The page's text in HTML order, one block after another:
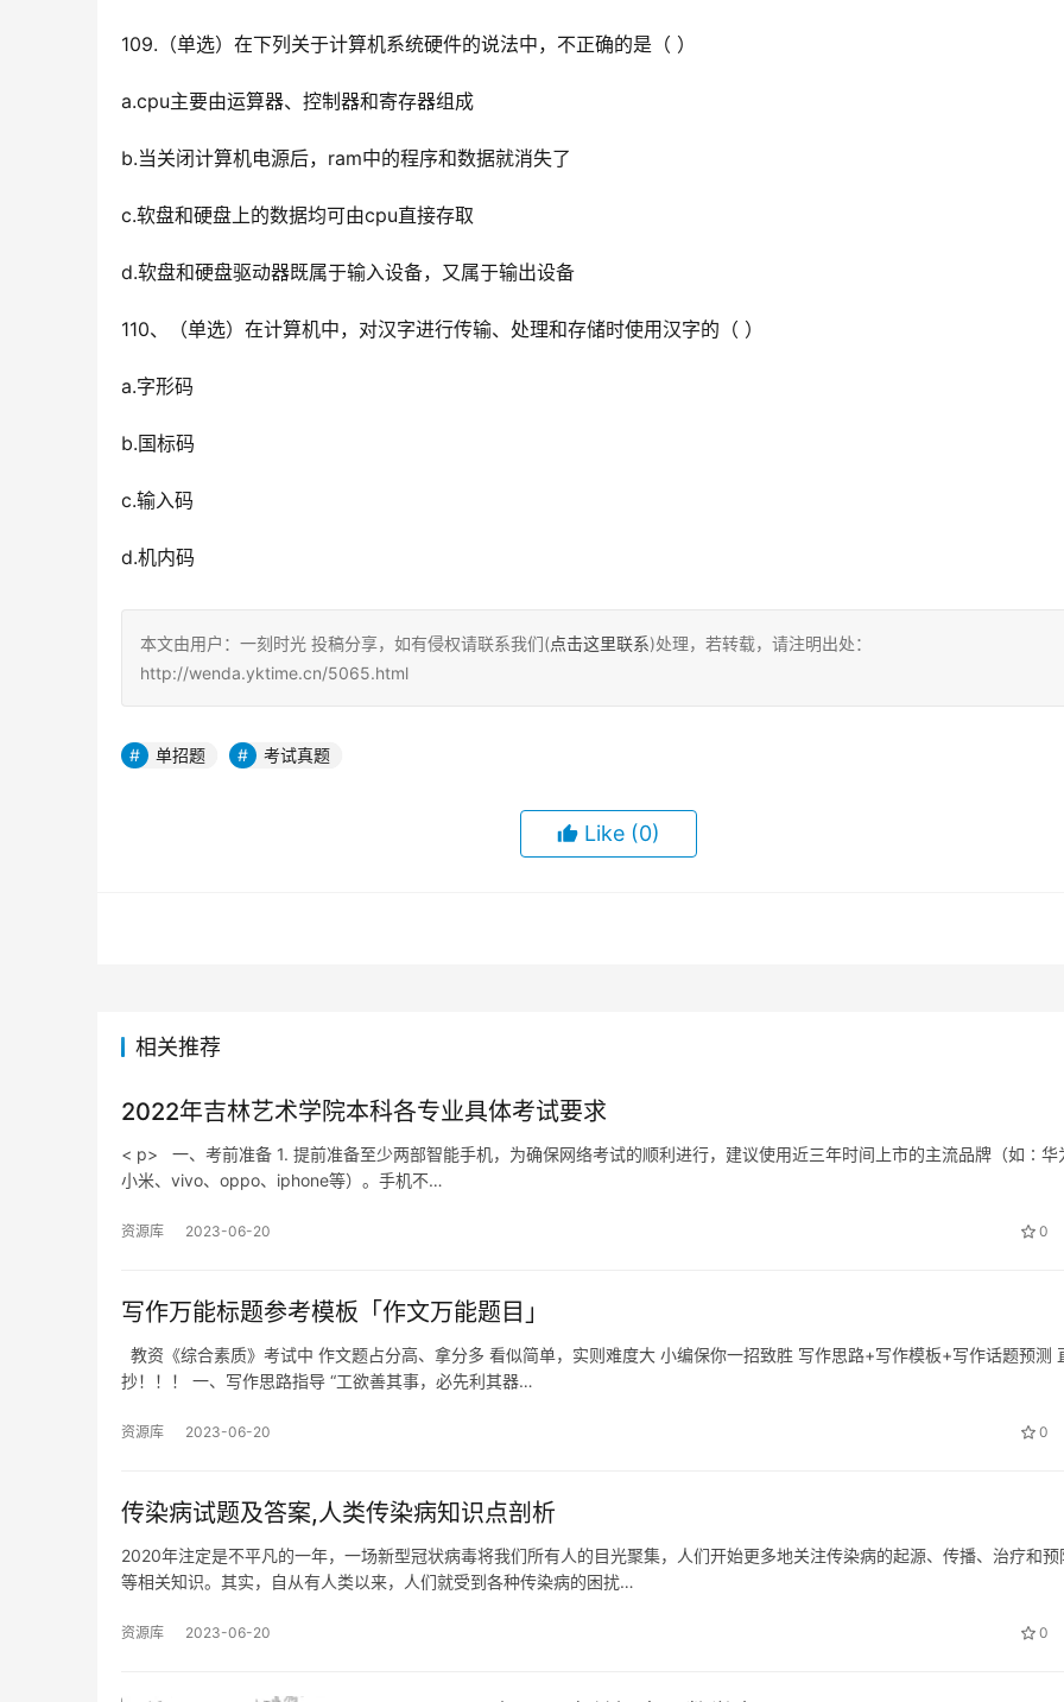
109.（单选）在下列关于计算机系统硬件的说法中，不正确的是（ ）
a.cpu主要由运算器、控制器和寄存器组成
b.当关闭计算机电源后，ram中的程序和数据就消失了
c.软盘和硬盘上的数据均可由cpu直接存取
d.软盘和硬盘驱动器既属于输入设备，又属于输出设备
110、（单选）在计算机中，对汉字进行传输、处理和存储时使用汉字的（ ）
a.字形码
b.国标码
c.输入码
d.机内码
本文由用户：一刻时光 投稿分享，如有侵权请联系我们(点击这里联系)处理，若转载，请注明出处：
http://wenda.yktime.cn/5065.html
单招题 考试真题
Like (0)
相关推荐
2022年吉林艺术学院本科各专业具体考试要求
< p> 一、考前准备 1. 提前准备至少两部智能手机，为确保网络考试的顺利进行，建议使用近三年时间上市的主流品牌（如∶华
小米、vivo、oppo、iphone等）。手机不…
资源库 2023-06-20 0
写作万能标题参考模板「作文万能题目」
教资《综合素质》考试中 作文题占分高、拿分多 看似简单，实则难度大 小编保你一招致胜 写作思路+写作模板+写作话题预测
抄！！！ 一、写作思路指导 “工欲善其事，必先利其器…
资源库 2023-06-20 0
传染病试题及答案,人类传染病知识点剖析
2020年注定是不平凡的一年，一场新型冠状病毒将我们所有人的目光聚集，人们开始更多地关注传染病的起源、传播、治疗和预
等相关知识。其实，自从有人类以来，人们就受到各种传染病的困扰…
资源库 2023-06-20 0